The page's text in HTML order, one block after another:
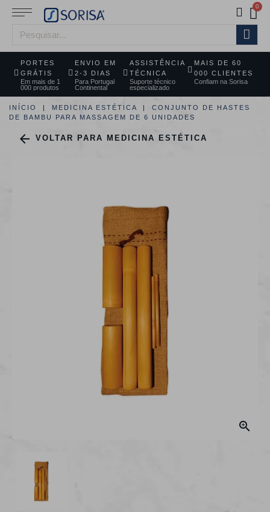
PORTES
GRÁTIS
Em mais de 1
000 produtos
ENVIO EM
2-3 DIAS
Para Portugal
Continental
ASSISTÊNCIA
TÉCNICA
Suporte técnico
especializado
MAIS DE 60
000 CLIENTES
Confiam na Sorisa
INÍCIO MEDICINA ESTÉTICA
CONJUNTO DE HASTES
DE BAMBU PARA MASSAGEM DE 6 UNIDADES
 VOLTAR PARA MEDICINA ESTÉTICA
